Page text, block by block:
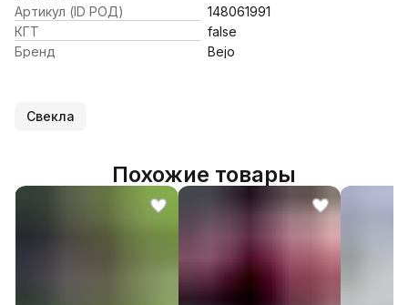
Артикул (ID РОД)
148061991
КГТ
false
Бренд
Bejo
Свекла
Похожие товары